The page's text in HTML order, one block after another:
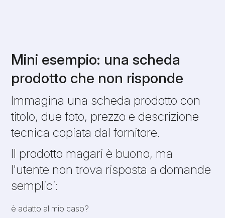
Mini esempio: una scheda
prodotto che non risponde
Immagina una scheda prodotto con
titolo, due foto, prezzo e descrizione
tecnica copiata dal fornitore.
Il prodotto magari è buono, ma
l'utente non trova risposta a domande
semplici:
è adatto al mio caso?